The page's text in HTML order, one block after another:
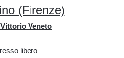
(Firenze)
Veneto
libero